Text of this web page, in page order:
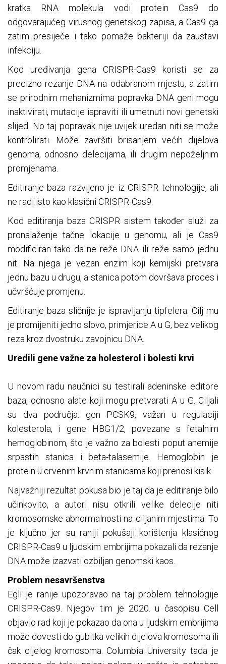
kratka RNA molekula vodi protein Cas9 do
odgovarajućeg virusnog genetskog zapisa, a Cas9 ga
zatim presiječe i tako pomaže bakteriji da zaustavi
infekciju.
Kod uređivanja gena CRISPR-Cas9 koristi se za
precizno rezanje DNA na odabranom mjestu, a zatim
se prirodnim mehanizmima popravka DNA geni mogu
inaktivirati, mutacije ispraviti ili umetnuti novi genetski
slijed. No taj popravak nije uvijek uredan niti se može
kontrolirati. Može završiti brisanjem većih dijelova
genoma, odnosno delecijama, ili drugim nepoželjnim
promjenama.
Editiranje baza razvijeno je iz CRISPR tehnologije, ali
ne radi isto kao klasični CRISPR-Cas9.
Kod editiranja baza CRISPR sistem također služi za
pronalaženje tačne lokacije u genomu, ali je Cas9
modificiran tako da ne reže DNA ili reže samo jednu
nit. Na njega je vezan enzim koji kemijski pretvara
jednu bazu u drugu, a stanica potom dovršava proces i
učvršćuje promjenu.
Editiranje baza sličnije je ispravljanju tipfelera. Cilj mu
je promijeniti jedno slovo, primjerice A u G, bez velikog
reza kroz dvostruku zavojnicu DNA.
Uredili gene važne za holesterol i bolesti krvi
U novom radu naučnici su testirali adeninske editore
baza, odnosno alate koji mogu pretvarati A u G. Ciljali
su dva područja: gen PCSK9, važan u regulaciji
kolesterola, i gene HBG1/2, povezane s fetalnim
hemoglobinom, što je važno za bolesti poput anemije
srpastih stanica i beta-talasemije. Hemoglobin je
protein u crvenim krvnim stanicama koji prenosi kisik.
Najvažniji rezultat pokusa bio je taj da je editiranje bilo
učinkovito, a autori nisu otkrili velike delecije niti
kromosomske abnormalnosti na ciljanim mjestima. To
je ključno jer su raniji pokušaji korištenja klasičnog
CRISPR-Cas9 u ljudskim embrijima pokazali da rezanje
DNA može izazvati ozbiljan genomski kaos.
Problem nesavršenstva
Egli je ranije upozoravao na taj problem tehnologije
CRISPR-Cas9. Njegov tim je 2020. u časopisu Cell
objavio rad koji je pokazao da ona u ljudskim embrijima
može dovesti do gubitka velikih dijelova kromosoma ili
čak cijelog kromosoma. Columbia University tada je